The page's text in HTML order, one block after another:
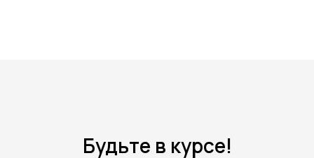
Будьте в курсе!